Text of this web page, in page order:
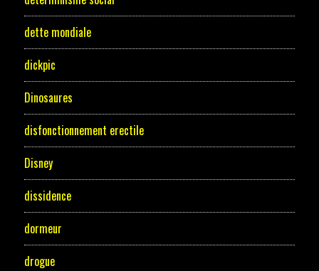
dette mondiale
dickpic
Dinosaures
disfonctionnement erectile
Disney
dissidence
dormeur
drogue